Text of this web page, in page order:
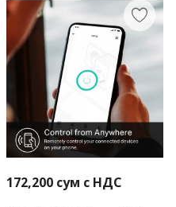
172,200 сум с НДС